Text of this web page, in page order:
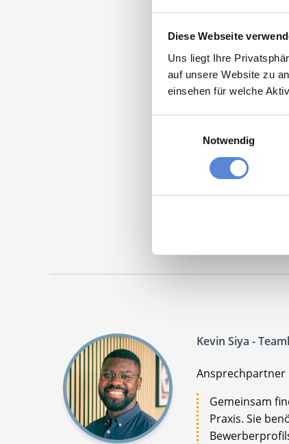
Diese Webseite
Uns liegt Ihre
auf unsere Website zu
einsehen für welche
Notwendig
Kevin Siya -
Ansprechpartner
Gemeinsam
Praxis. Sie